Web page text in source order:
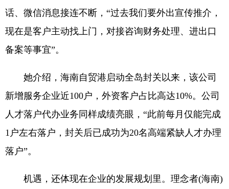
话、微信消息接连不断，“过去我们要外出宣传推介，
现在是客户主动找上门，对接咨询财务处理、进出口
备案等事宜”。
她介绍，海南自贸港启动全岛封关以来，该公司
新增服务企业近100户，外资客户占比高达10%。公司
人才落户代办业务同样成绩亮眼，“此前每月仅能完成
1户左右落户，封关后已成功为20名高端紧缺人才办理
落户”。
机遇，还体现在企业的发展规划里。理念者(海南)